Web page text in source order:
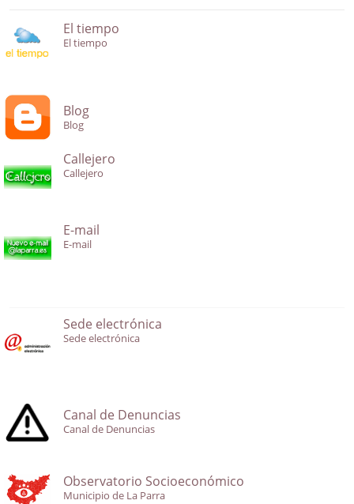
El tiempo
El tiempo
Blog
Blog
Callejero
Callejero
E-mail
E-mail
Sede electrónica
Sede electrónica
Canal de Denuncias
Canal de Denuncias
Observatorio Socioeconómico
Municipio de La Parra